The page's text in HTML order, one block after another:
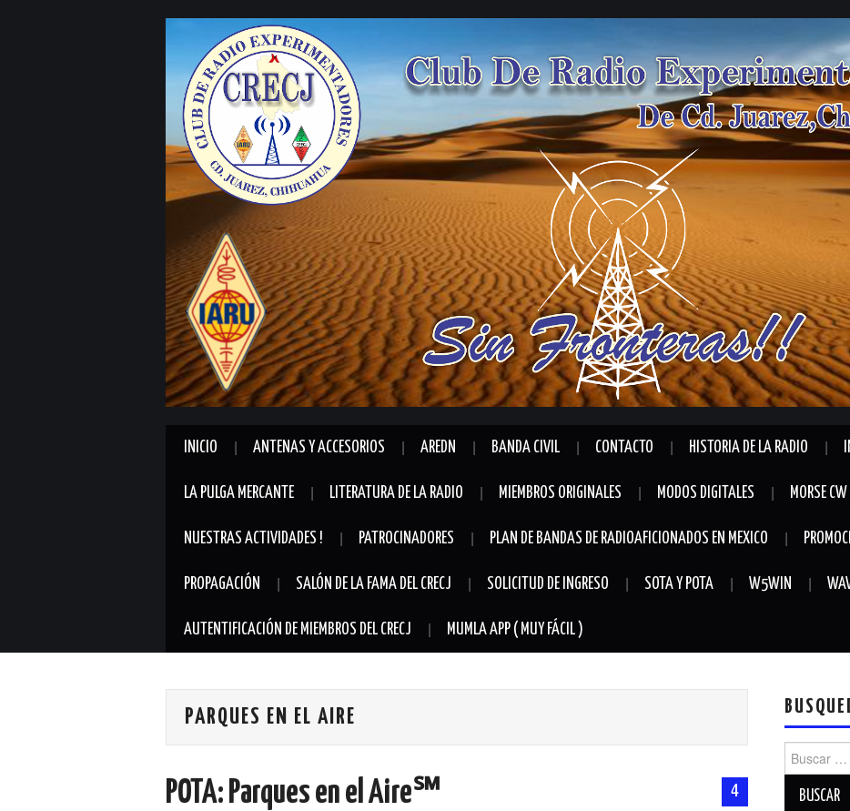
INICIO ANTENAS Y ACCESORIOS AREDN BANDA CIVIL CONTACTO HISTORIA DE LA RADIO
LA PULGA MERCANTE LITERATURA DE LA RADIO MIEMBROS ORIGINALES MODOS DIGITALES MORSE
NUESTRAS ACTIVIDADES ! PATROCINADORES PLAN DE BANDAS DE RADIOAFICIONADOS EN MEXICO
PROPAGACIÓN SALÓN DE LA FAMA DEL CRECJ SOLICITUD DE INGRESO SOTA Y POTA W5WIN
AUTENTIFICACIÓN DE MIEMBROS DEL CRECJ MUMLA APP ( MUY FÁCIL )
PARQUES EN EL AIRE
4
POTA: Parques en el Aire℠